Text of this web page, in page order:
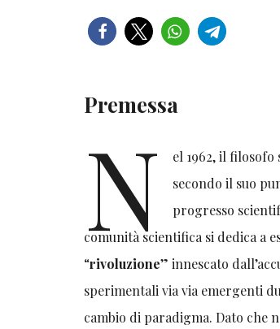
Premessa
N
el 1962, il
secondo il suo
progresso
comunità scientifica si dedica a
“rivoluzione” innescato
sperimentali via via emergenti
cambio di paradigma. Dato che